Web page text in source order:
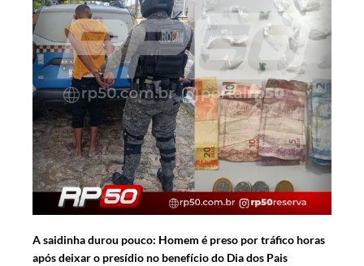
A saidinha durou pouco: Homem é preso por tráfico horas
após deixar o presídio no benefício do Dia dos Pais